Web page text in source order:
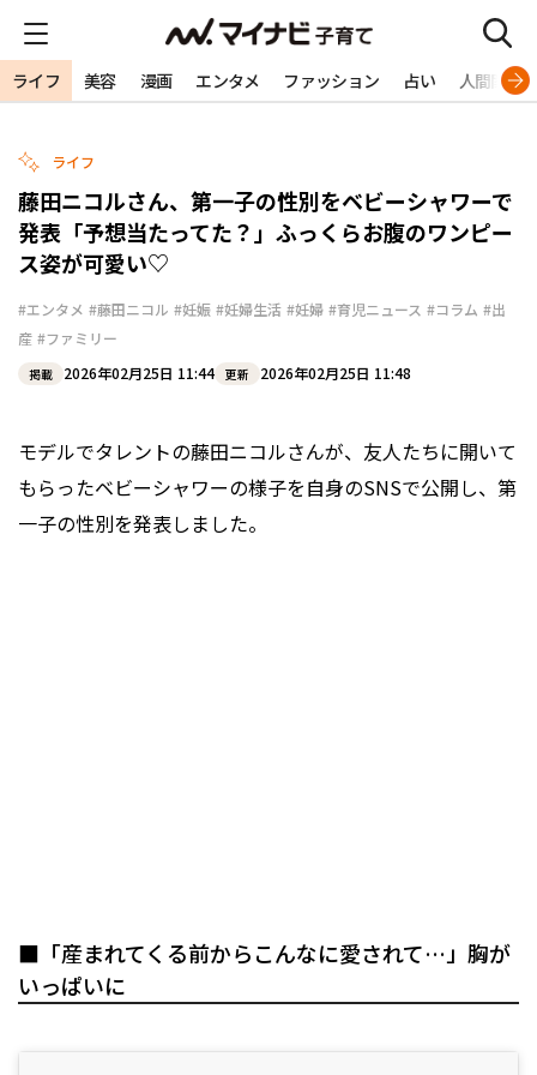
ライフ 美容 漫画 エンタメ ファッション 占い 人間関係
ライフ
藤田ニコルさん、第一子の性別をベビーシャワーで
発表「予想当たってた？」ふっくらお腹のワンピー
ス姿が可愛い♡
#エンタメ #藤田ニコル #妊娠 #妊婦生活 #妊婦 #育児ニュース #コラム #出
産 #ファミリー
掲載 2026年02月25日 11:44 更新 2026年02月25日 11:48
モデルでタレントの藤田ニコルさんが、友人たちに開いて
もらったベビーシャワーの様子を自身のSNSで公開し、第
一子の性別を発表しました。
■「産まれてくる前からこんなに愛されて…」胸が
いっぱいに